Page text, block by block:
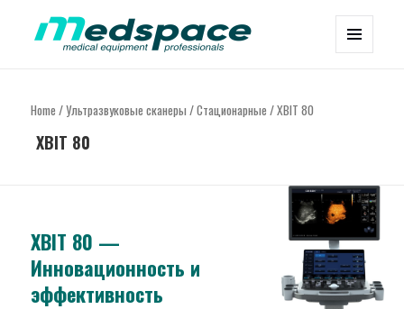
Home /Ультразвуковые сканеры /Стационарные / XBIT 80
XBIT 80
XBIT 80 —
Инновационность и
эффективность